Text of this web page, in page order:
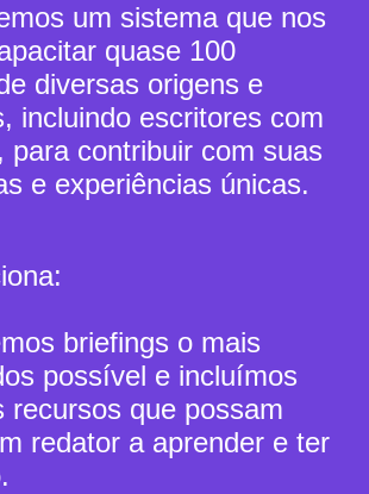
um sistema que nos
quase 100
diversas origens e
incluindo escritores com
para contribuir com suas
e experiências únicas.
briefings o mais
possível e incluímos
recursos que possam
redator a aprender e ter